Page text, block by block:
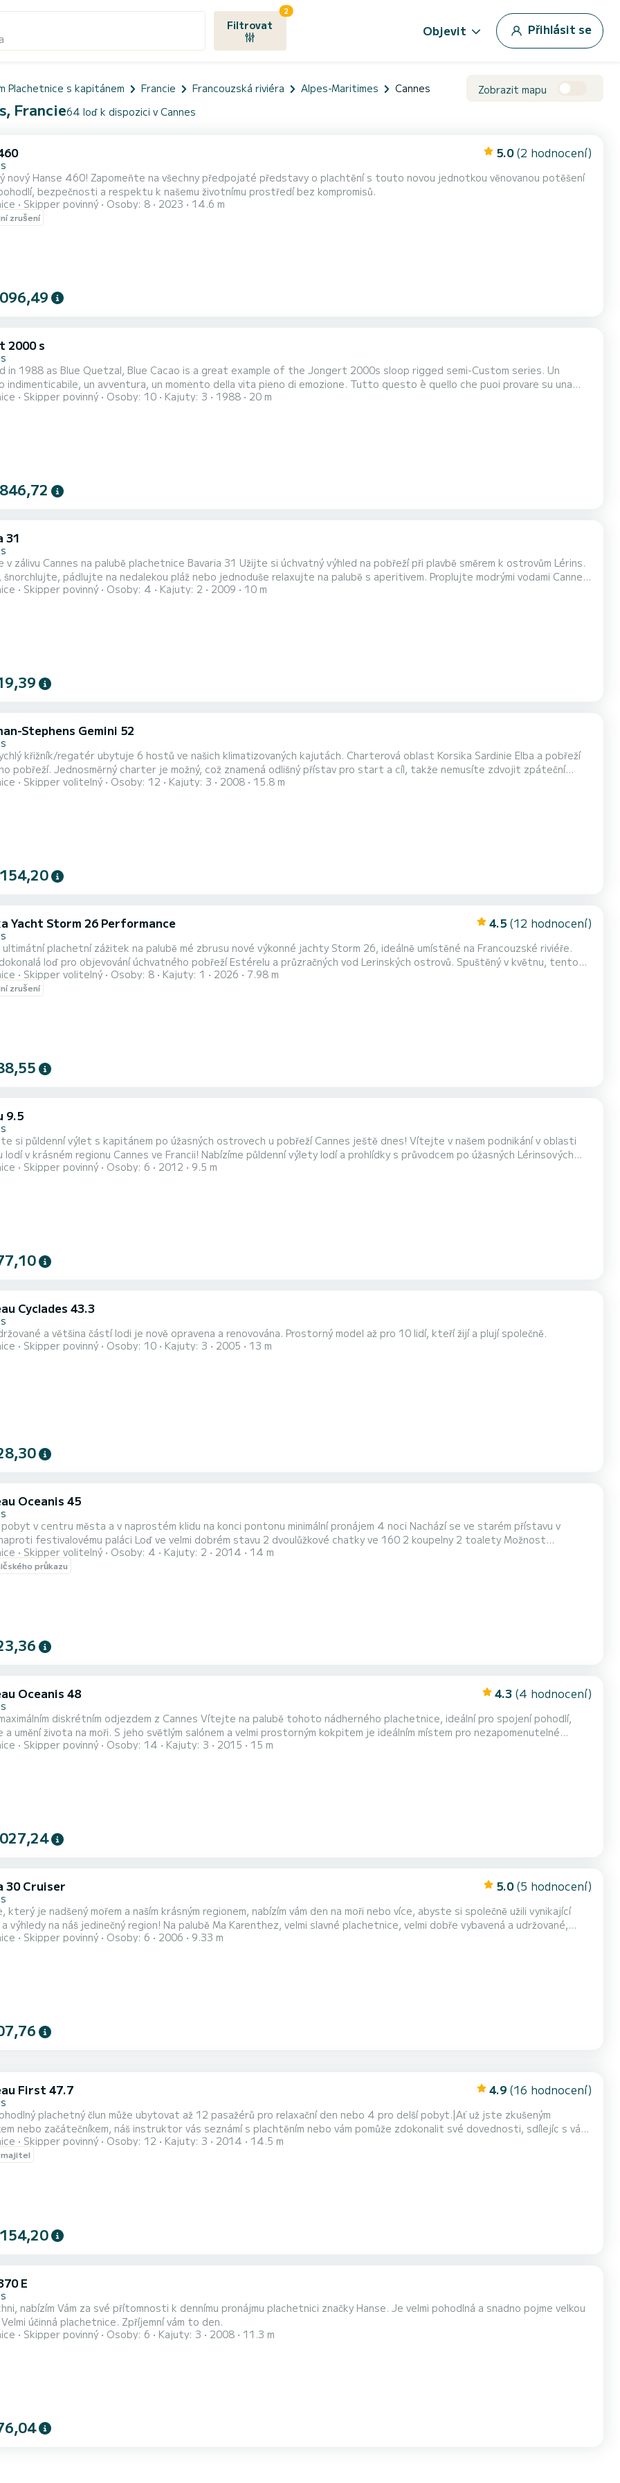
Filtrovat
2
Objevit Přihlásit se
Plachetnice s kapitánem Francie Francouzská riviéra Alpes-Maritimes Cannes Zobrazit mapu
Francie64 loď k dispozici v Cannes
5.0 (2 hodnocení)
nový Hanse 460! Zapomeňte na všechny předpojaté představy o plachtění s touto novou jednotkou věnovanou potěšení
bezpečnosti a respektu k našemu životnímu prostředí bez kompromisů.
Skipper povinný Osoby: 8 2023 14.6 m
zrušení
2000 s
in 1988 as Blue Quetzal, Blue Cacao is a great example of the Jongert 2000s sloop rigged semi-Custom series. Un
indimenticabile, un avventura, un momento della vita pieno di emozione. Tutto questo è quello che puoi provare su una
barca a vela: La regina delle barche a vela Jongert 20 mt. Sia che tu sia appassionato velista oppure che tu voglia
Skipper povinný Osoby: 10 Kajuty: 3 1988 20 m
31
v zálivu Cannes na palubě plachetnice Bavaria 31 Užijte si úchvatný výhled na pobřeží při plavbě směrem k ostrovům Lérins.
šnorchlujte, pádlujte na nedalekou pláž nebo jednoduše relaxujte na palubě s aperitivem. Proplujte modrými vodami Cannes
si pyrotechnické večery s úchvatným výhledem na Francouzskou riviéru.
Skipper povinný Osoby: 4 Kajuty: 2 2009 10 m
Stephens Gemini 52
křižník/regatér ubytuje 6 hostů ve našich klimatizovaných kajutách. Charterová oblast Korsika Sardinie Elba a pobřeží
pobřeží. Jednosměrný charter je možný, což znamená odlišný přístav pro start a cíl, takže nemusíte zdvojit zpáteční
jste již pluli. Vítejte na palubě.
Skipper volitelný Osoby: 12 Kajuty: 3 2008 15.8 m
Yacht Storm 26 Performance 4.5 (12 hodnocení)
plachetní zážitek na palubě mé zbrusu nové výkonné jachty Storm 26, ideálně umístěné na Francouzské riviéře.
loď pro objevování úchvatného pobřeží Estérelu a průzračných vod Lerinských ostrovů. Spuštěný v květnu, tento
kombinuje výkon, pohodlí a špičkové vybavení. Rychlý, citlivý a snadno ovladatelný Storm 26 je ideální jak pro zkušené
Skipper volitelný Osoby: 8 Kajuty: 1 2026 7.98 m
zrušení
9.5
půldenní výlet s kapitánem po úžasných ostrovech u pobřeží Cannes ještě dnes! Vítejte v našem podnikání v oblasti
lodí v krásném regionu Cannes ve Francii! Nabízíme půldenní výlety lodí a prohlídky s průvodcem po úžasných Lérinsových
můžete prozkoumat výjimečnou flóru a faunu při odpočinku na klasické jachtě. Vydejte se na soukromý výlet lodí a
Skipper povinný Osoby: 6 2012 9.5 m
Cyclades 43.3
Dobře udržované a většina částí lodi je nově opravena a renovována. Prostorný model až pro 10 lidí, kteří žijí a plují společně.
Skipper povinný Osoby: 10 Kajuty: 3 2005 13 m
Oceanis 45
pobyt v centru města a v naprostém klidu na konci pontonu minimální pronájem 4 noci Nachází se ve starém přístavu v
festivalovému paláci Loď ve velmi dobrém stavu 2 dvoulůžkové chatky ve 160 2 koupelny 2 toalety Možnost
nebo půldenního výletu Nutný profesionální kapitán. Maxi 10 lidé K dispozici jsou jízdní kola
Skipper volitelný Osoby: 4 Kajuty: 2 2014 14 m
průkazu
Oceanis 48 4.3 (4 hodnocení)
odjezdem z Cannes Vítejte na palubě tohoto nádherného plachetnice, ideální pro spojení pohodlí,
a umění života na moři. S jeho světlým salónem a velmi prostorným kokpitem je ideálním místem pro nezapomenutelné
záliv (zátoka
Skipper povinný Osoby: 14 Kajuty: 3 2015 15 m
30 Cruiser 5.0 (5 hodnocení)
který je nadšený mořem a naším krásným regionem, nabízím vám den na moři nebo více, abyste si společně užili vynikající
region! Na palubě Ma Karenthez, velmi slavné plachetnice, velmi dobře vybavená a udržované,
více dní, abych vám pomohl objevit: Ostrovy Lérins a Cap d'Antibes se slavným zálivem miliardářů nebo pláží
Skipper povinný Osoby: 6 2006 9.33 m
First 47.7 4.9 (16 hodnocení)
plachetný člun může ubytovat až 12 pasažérů pro relaxační den nebo 4 pro delší pobyt.|Ať už jste zkušeným
nebo začátečníkem, náš instruktor vás seznámí s plachtěním nebo vám pomůže zdokonalit své dovednosti, sdílejíc s vámi
a vášeň pro moře.|POVINNÉ PŘÍPLATKY, KTERÉ SE PLATÍ V HOTOVOSTI PŘI NASTOUPENÍ NA PALUBU|LODIVOD =
= 50€/D|POJIŠTĚNÍ = 100€/D|Jean-Philippe je také specialistou na astronomickou navigaci. Pokud ho požádáte,
Skipper povinný Osoby: 12 Kajuty: 3 2014 14.5 m
E
nabízím Vám za své přítomnosti k dennímu pronájmu plachetnici značky Hanse. Je velmi pohodlná a snadno pojme velkou
účinná plachetnice. Zpříjemní vám to den.
Skipper povinný Osoby: 6 Kajuty: 3 2008 11.3 m